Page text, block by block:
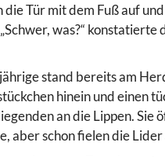
Tür mit dem Fuß auf
was?“
stand bereits am
hinein und einen
an die Lippen. Sie
aber schon fielen die